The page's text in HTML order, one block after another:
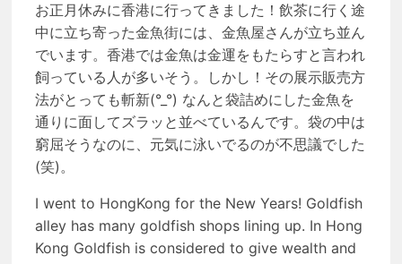
お正月休みに香港に行ってきました！飲茶に行く途
中に立ち寄った金魚街には、金魚屋さんが立ち並ん
でいます。香港では金魚は金運をもたらすと言われ
飼っている人が多いそう。しかし！その展示販売方
法がとっても斬新(°_°) なんと袋詰めにした金魚を
通りに面してズラッと並べているんです。袋の中は
窮屈そうなのに、元気に泳いでるのが不思議でした
(笑)。
I went to HongKong for the New Years! Goldfish
alley has many goldfish shops lining up. In Hong
Kong Goldfish is considered to give wealth and